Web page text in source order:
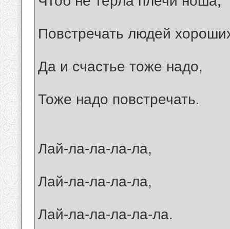
Повстречать людей
Да и счастье тоже надо,
Тоже надо повстречать.
Лай-ла-ла-ла-ла,
Лай-ла-ла-ла-ла,
Лай-ла-ла-ла-ла-ла.